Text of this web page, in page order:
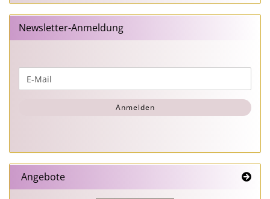
Newsletter-Anmeldung
ZUR
E-
Mail
Anmelden
Angebote